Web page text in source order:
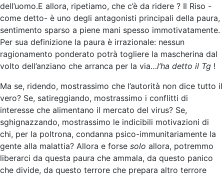
dell’uomo.E allora, ripetiamo, che c’è da ridere ? Il Riso -
come detto- è uno degli antagonisti principali della paura,
sentimento sparso a piene mani spesso immotivatamente.
Per sua definizione la paura è irrazionale: nessun
ragionamento ponderato potrà togliere la mascherina dal
volto dell’anziano che arranca per la via…l’ha detto il Tg !
Ma se, ridendo, mostrassimo che l’autorità non dice tutto il
vero? Se, satireggiando, mostrassimo i conflitti di
interesse che alimentano il mercato del virus? Se,
sghignazzando, mostrassimo le indicibili motivazioni di
chi, per la poltrona, condanna psico-immunitariamente la
gente alla malattia? Allora e forse solo allora, potremmo
liberarci da questa paura che ammala, da questo panico
che divide, da questo terrore che prepara altro terrore